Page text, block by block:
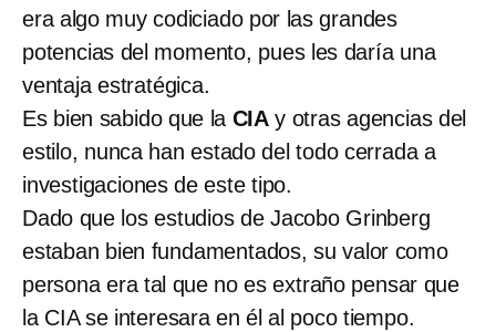
era algo muy codiciado por las grandes
potencias del momento, pues les daría una
ventaja estratégica.
Es bien sabido que la CIA y otras agencias del
estilo, nunca han estado del todo cerrada a
investigaciones de este tipo.
Dado que los estudios de Jacobo Grinberg
estaban bien fundamentados, su valor como
persona era tal que no es extraño pensar que
la CIA se interesara en él al poco tiempo.